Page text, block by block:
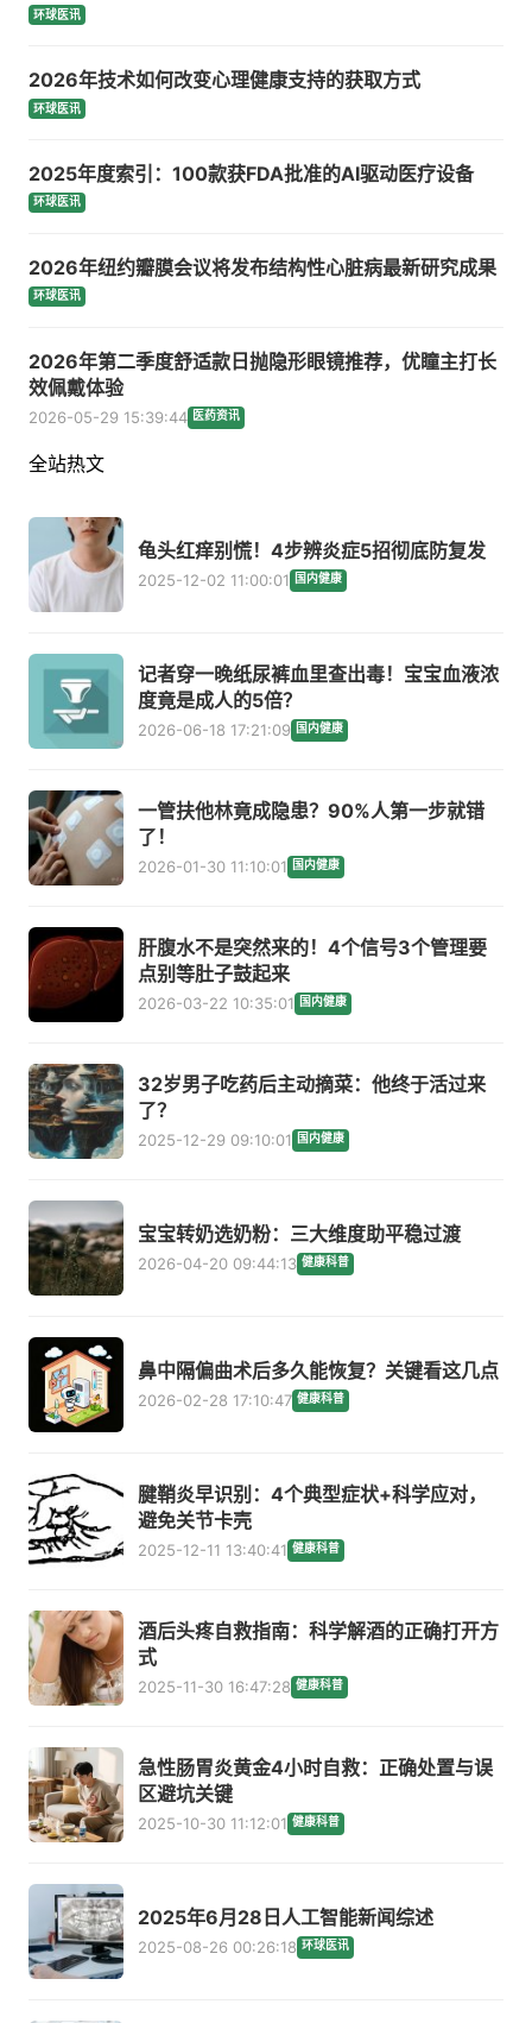
环球医讯
2026年技术如何改变心理健康支持的获取方式
环球医讯
2025年度索引：100款获FDA批准的AI驱动医疗设备
环球医讯
2026年纽约瓣膜会议将发布结构性心脏病最新研究成果
环球医讯
2026年第二季度舒适款日抛隐形眼镜推荐，优瞳主打长
效佩戴体验
2026-05-29 15:39:44 医药资讯
全站热文
龟头红痒别慌！4步辨炎症5招彻底防复发
2025-12-02 11:00:01 国内健康
记者穿一晚纸尿裤血里查出毒！宝宝血液浓
度竟是成人的5倍？
2026-06-18 17:21:09 国内健康
一管扶他林竟成隐患？90%人第一步就错
了！
2026-01-30 11:10:01 国内健康
肝腹水不是突然来的！4个信号3个管理要
点别等肚子鼓起来
2026-03-22 10:35:01 国内健康
32岁男子吃药后主动摘菜：他终于活过来
了？
2025-12-29 09:10:01 国内健康
宝宝转奶选奶粉：三大维度助平稳过渡
2026-04-20 09:44:13 健康科普
鼻中隔偏曲术后多久能恢复？关键看这几点
2026-02-28 17:10:47 健康科普
腱鞘炎早识别：4个典型症状+科学应对，
避免关节卡壳
2025-12-11 13:40:41 健康科普
酒后头疼自救指南：科学解酒的正确打开方
式
2025-11-30 16:47:28 健康科普
急性肠胃炎黄金4小时自救：正确处置与误
区避坑关键
2025-10-30 11:12:01 健康科普
2025年6月28日人工智能新闻综述
2025-08-26 00:26:18 环球医讯